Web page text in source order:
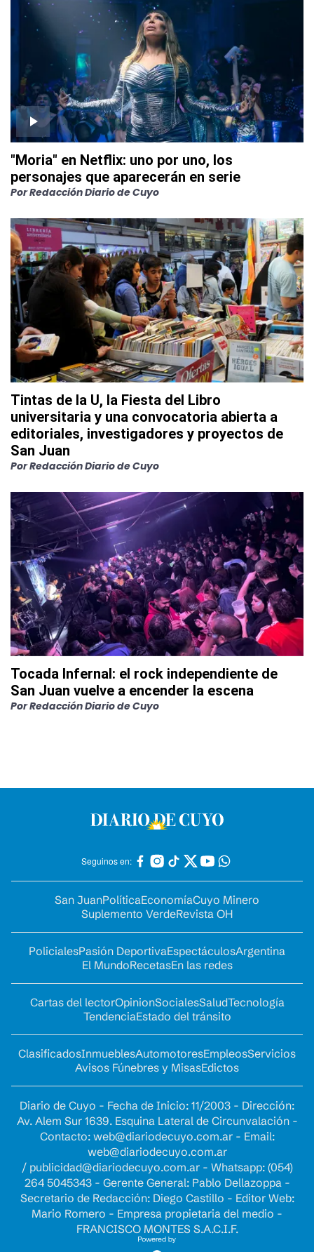
"Moria" en Netflix: uno por uno, los
personajes que aparecerán en serie
PorRedacción Diario de Cuyo
Tintas de la U, la Fiesta del Libro
universitaria y una convocatoria abierta a
editoriales, investigadores y proyectos de
San Juan
PorRedacción Diario de Cuyo
Tocada Infernal: el rock independiente de
San Juan vuelve a encender la escena
PorRedacción Diario de Cuyo
Seguinos en:
San JuanPolíticaEconomíaCuyo Minero
Suplemento VerdeRevista OH
PolicialesPasión DeportivaEspectáculosArgentina
El MundoRecetasEn las redes
Cartas del lectorOpinionSocialesSaludTecnología
TendenciaEstado del tránsito
ClasificadosInmueblesAutomotoresEmpleosServicios
Avisos Fúnebres y MisasEdictos
Diario de Cuyo - Fecha de Inicio: 11/2003 - Dirección:
Av. Alem Sur 1639. Esquina Lateral de Circunvalación -
Contacto: web@diariodecuyo.com.ar- Email:
web@diariodecuyo.com.ar
/ publicidad@diariodecuyo.com.ar- Whatsapp: (054)
264 5045343 - Gerente General: Pablo Dellazoppa -
Secretario de Redacción: Diego Castillo - Editor Web:
Mario Romero - Empresa propietaria del medio -
FRANCISCO MONTES S.A.C.I.F.